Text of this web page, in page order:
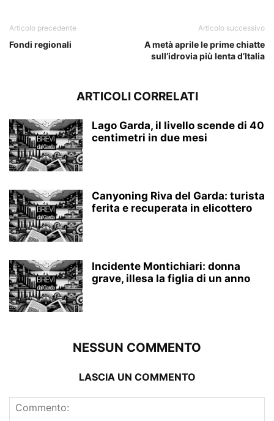
Articolo precedente
Fondi regionali
Articolo successivo
A metà aprile le prime chiatte
sull’idrovia più lenta d’Italia
ARTICOLI CORRELATI
Lago Garda, il livello scende di 40
centimetri in due mesi
Canyoning Riva del Garda: turista
ferita e recuperata in elicottero
Incidente Montichiari: donna
grave, illesa la figlia di un anno
NESSUN COMMENTO
LASCIA UN COMMENTO